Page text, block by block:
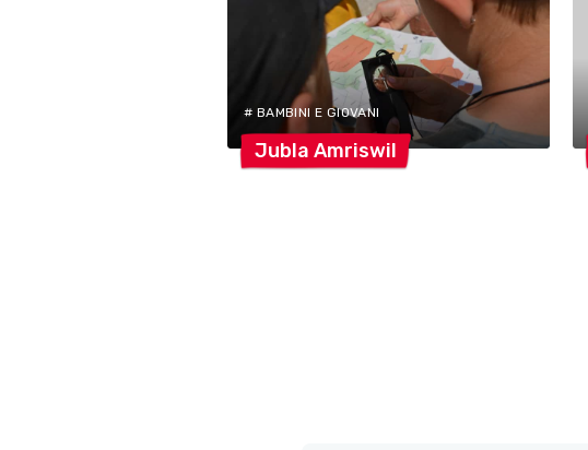
# BAMBINI E GIOVANI
Jubla Amriswil